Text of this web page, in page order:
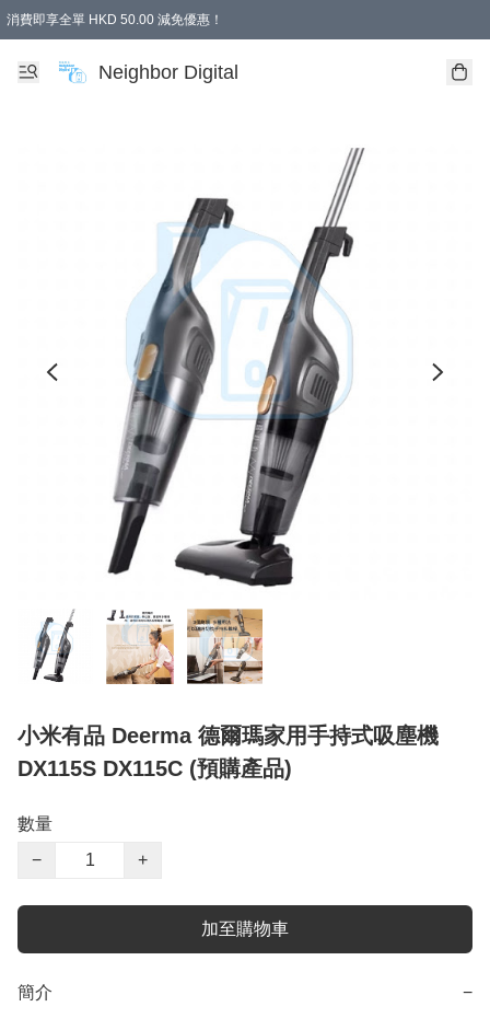
消費即享全單 HKD 50.00 減免優惠！
Neighbor Digital
小米有品 Deerma 德爾瑪家用手持式吸塵機
DX115S DX115C (預購產品)
數量
−
+
加至購物車
簡介 −